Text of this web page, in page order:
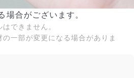
場合がございます。
できません。
一部が変更になる場合がありま